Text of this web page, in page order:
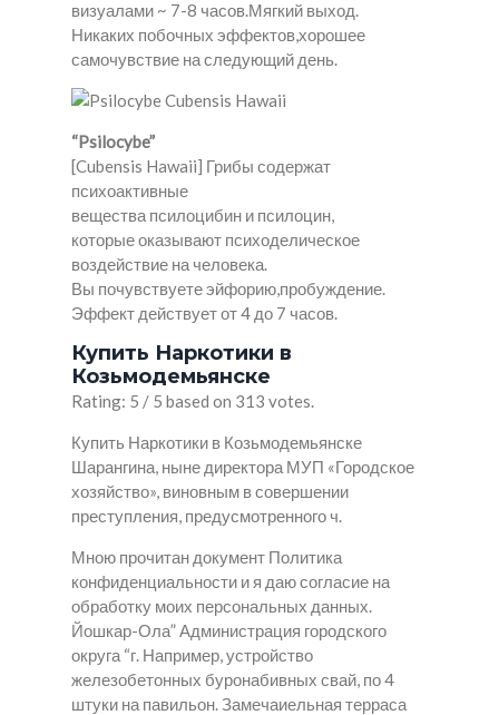
визуалами ~ 7-8 часов.Мягкий выход.
Никаких побочных эффектов,хорошее
самочувствие на следующий день.
“Psilocybe”
[Cubensis Hawaii] Грибы содержат
психоактивные
вещества псилоцибин и псилоцин,
которые оказывают психоделическое
воздействие на человека.
Вы почувствуете эйфорию,пробуждение.
Эффект действует от 4 до 7 часов.
Купить Наркотики в
Козьмодемьянске
Rating: 5 / 5 based on 313 votes.
Купить Наркотики в Козьмодемьянске
Шарангина, ныне директора МУП «Городское
хозяйство», виновным в совершении
преступления, предусмотренного ч.
Мною прочитан документ Политика
конфиденциальности и я даю согласие на
обработку моих персональных данных.
Йошкар-Ола” Администрация городского
округа “г. Например, устройство
железобетонных буронабивных свай, по 4
штуки на павильон. Замечаиельная терраса